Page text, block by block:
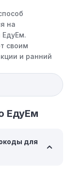
на
своим
и ранний
в
их на
Следите за
ЕдуЕм
для